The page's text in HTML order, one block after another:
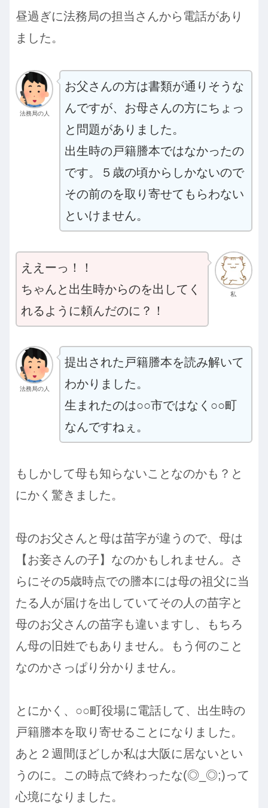
昼過ぎに法務局の担当さんから電話があり
ました。
法務局の人
お父さんの方は書類が通りそうな
んですが、お母さんの方にちょっ
と問題がありました。
出生時の戸籍謄本ではなかったの
です。５歳の頃からしかないので
その前のを取り寄せてもらわない
といけません。
私
ええーっ！！
ちゃんと出生時からのを出してく
れるように頼んだのに？！
法務局の人
提出された戸籍謄本を読み解いて
わかりました。
生まれたのは○○市ではなく○○町
なんですねぇ。
もしかして母も知らないことなのかも？と
にかく驚きました。
母のお父さんと母は苗字が違うので、母は
【お妾さんの子】なのかもしれません。さ
らにその5歳時点での謄本には母の祖父に当
たる人が届けを出していてその人の苗字と
母のお父さんの苗字も違いますし、もちろ
ん母の旧姓でもありません。もう何のこと
なのかさっぱり分かりません。
とにかく、○○町役場に電話して、出生時の
戸籍謄本を取り寄せることになりました。
あと２週間ほどしか私は大阪に居ないとい
うのに。この時点で終わったな(◎_◎;)って
心境になりました。